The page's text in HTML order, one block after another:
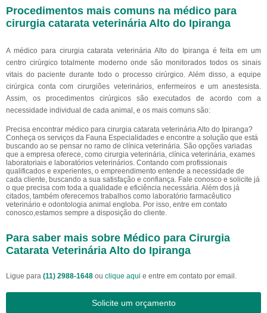
Procedimentos mais comuns na médico para
cirurgia catarata veterinária Alto do Ipiranga
A médico para cirurgia catarata veterinária Alto do Ipiranga é feita em um
centro cirúrgico totalmente moderno onde são monitorados todos os sinais
vitais do paciente durante todo o processo cirúrgico. Além disso, a equipe
cirúrgica conta com cirurgiões veterinários, enfermeiros e um anestesista.
Assim, os procedimentos cirúrgicos são executados de acordo com a
necessidade individual de cada animal, e os mais comuns são:
Precisa encontrar médico para cirurgia catarata veterinária Alto do Ipiranga?
Conheça os serviços da Fauna Especialidades e encontre a solução que está
buscando ao se pensar no ramo de clínica veterinária. São opções variadas
que a empresa oferece, como cirurgia veterinária, clínica veterinária, exames
laboratoriais e laboratórios veterinários. Contando com profissionais
qualificados e experientes, o empreendimento entende a necessidade de
cada cliente, buscando a sua satisfação e confiança. Fale conosco e solicite já
o que precisa com toda a qualidade e eficiência necessária. Além dos já
citados, também oferecemos trabalhos como laboratório farmacêutico
veterinário e odontologia animal engloba. Por isso, entre em contato
conosco,estamos sempre a disposição do cliente.
Para saber mais sobre Médico para Cirurgia
Catarata Veterinária Alto do Ipiranga
Ligue para (11) 2988-1648 ou clique aqui e entre em contato por email.
Solicite um orçamento